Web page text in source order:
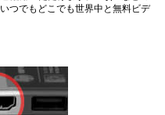
つでもどこでも世界中と無料ビデ